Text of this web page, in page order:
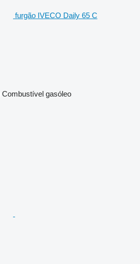
furgão IVECO Daily 65 C
Combustível gasóleo